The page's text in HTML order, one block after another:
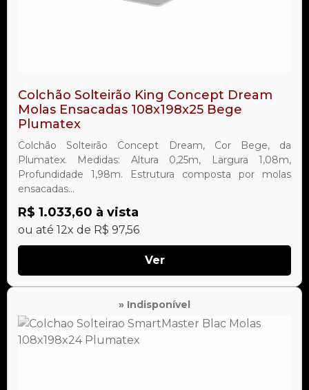
Colchão Solteirão King Concept Dream
Molas Ensacadas 108x198x25 Bege
Plumatex
Colchão Solteirão Concept Dream, Cor Bege, da
Plumatex. Medidas: Altura 0,25m, Largura 1,08m,
Profundidade 1,98m. Estrutura composta por molas
ensacadas...
R$ 1.033,60 à vista
ou até 12x de R$ 97,56
Ver
» Indisponível